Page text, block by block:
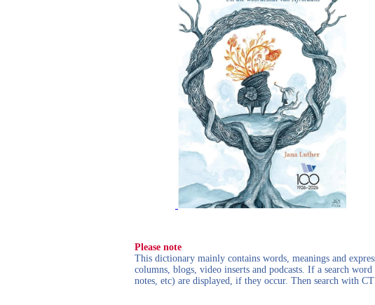
Please note
This dictionary mainly contains words, meanings and
columns, blogs, video inserts and podcasts. If a search
notes, etc) are displayed, if they occur. Then search with